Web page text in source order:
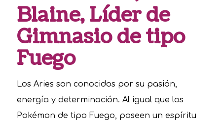
Blaine, Líder de
Gimnasio de tipo
Fuego
Los Aries son conocidos por su pasión,
energía y determinación. Al igual que los
Pokémon de tipo Fuego, poseen un espíritu